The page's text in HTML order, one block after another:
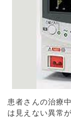
患者さんの治療
は見えない異常